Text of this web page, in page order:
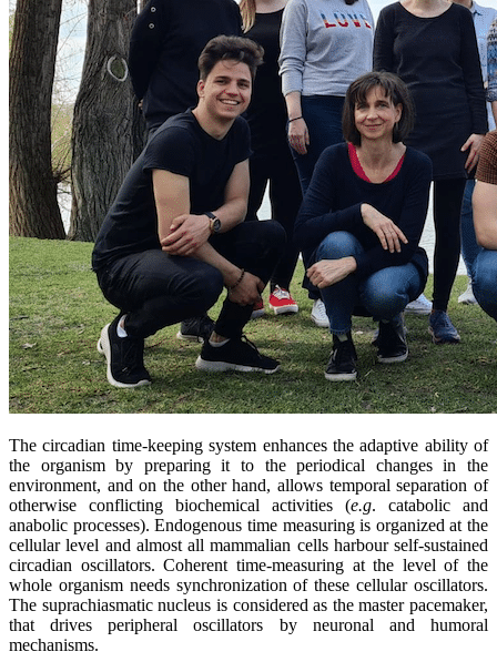
The circadian time-keeping system enhances the adaptive ability of
the organism by preparing it to the periodical changes in the
environment, and on the other hand, allows temporal separation of
otherwise conflicting biochemical activities (e.g. catabolic and
anabolic processes). Endogenous time measuring is organized at the
cellular level and almost all mammalian cells harbour self-sustained
circadian oscillators. Coherent time-measuring at the level of the
whole organism needs synchronization of these cellular oscillators.
The suprachiasmatic nucleus is considered as the master pacemaker,
that drives peripheral oscillators by neuronal and humoral
mechanisms.